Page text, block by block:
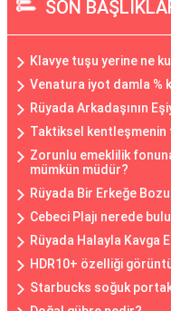
SON
Klavye tuşu yerine ne
Venatura iyot damla %
Rüyada Arkadaşının
Taktiksel kentleşmenin
Zorunlu emeklilik
mümkün müdür?
Rüyada Bir Erkeğe
Cebeci Plajı nerede
Rüyada Halayla Kavga
HDR10+ özelliği
Starbucks soğuk